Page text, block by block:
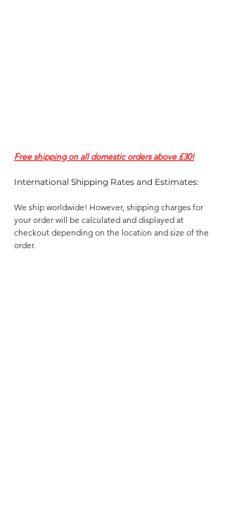
Free shipping on all domestic orders above £30!
International Shipping Rates and Estimates:
We ship worldwide! However, shipping charges for
your order will be calculated and displayed at
checkout depending on the location and size of the
order.